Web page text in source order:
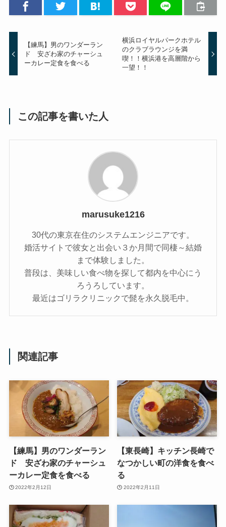
【練馬】男のワンダーラン
ド 安ざわ家のチャーシュ
ーカレー定食を食べる
横浜ロイヤルパークホテル
のクラブラウンジを満
喫！！横浜港を高層階から
一望！！
この記事を書いた人
marusuke1216
30代の東京在住のシステムエンジニアです。
婚活サイトで彼女と出会い３か月間で同棲～結婚
まで体験しました。
普段は、美味しい食べ物を探して都内を中心にう
ろうろしています。
最近はゴリラクリニックで髭を永久脱毛中。
関連記事
【練馬】男のワンダーラン
ド 安ざわ家のチャーシュ
ーカレー定食を食べる
2022年2月12日
【東長崎】キッチン長崎で
なつかしい町の洋食を食べ
る
2022年2月11日